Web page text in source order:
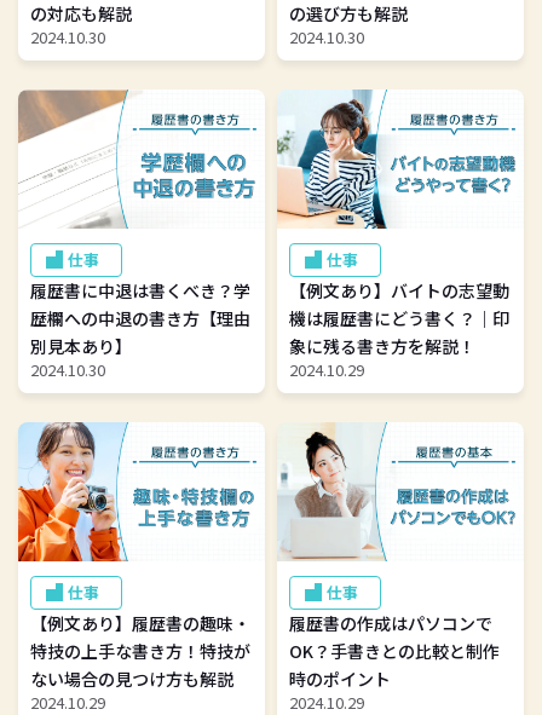
の対応も解説
2024.10.30
の選び方も解説
2024.10.30
仕事
履歴書に中退は書くべき？学
歴欄への中退の書き方【理由
別見本あり】
2024.10.30
仕事
【例文あり】バイトの志望動
機は履歴書にどう書く？｜印
象に残る書き方を解説！
2024.10.29
仕事
【例文あり】履歴書の趣味・
特技の上手な書き方！特技が
ない場合の見つけ方も解説
2024.10.29
仕事
履歴書の作成はパソコンで
OK？手書きとの比較と制作
時のポイント
2024.10.29